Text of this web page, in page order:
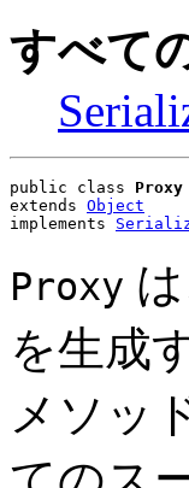
すべて
public class Proxy
extends Object
implements
Proxy
を生成
メソッ